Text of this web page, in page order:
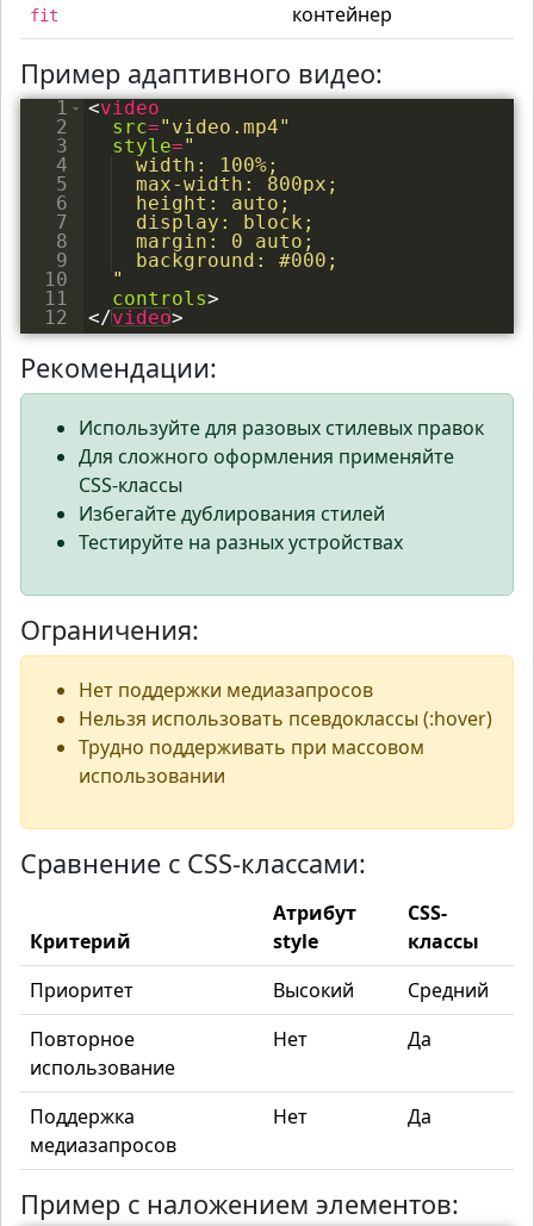
fit
контейнер
Пример адаптивного видео:
1
2
3
4
5
6
7
8
9
10
11
12
<video
src="video.mp4"
style="
  width: 100%;
  max-width: 800px;
  height: auto;
  display: block;
  margin: 0 auto;
  background: #000;
  "
controls>
</video>
Рекомендации:
Используйте для разовых стилевых правок
Для сложного оформления применяйте
CSS-классы
Избегайте дублирования стилей
Тестируйте на разных устройствах
Ограничения:
Нет поддержки медиазапросов
Нельзя использовать псевдоклассы (:hover)
Трудно поддерживать при массовом
использовании
Сравнение с CSS-классами:
Критерий
Атрибут
style
CSS-
классы
Приоритет
Высокий
Средний
Повторное
использование
Нет Да
Поддержка
медиазапросов
Нет Да
Пример с наложением элементов: